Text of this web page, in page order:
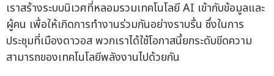
เราสร้างระบบนิเวศที่หลอมรวมเทคโนโลยี AI เข้ากับข้อมูลและ
ผู้คน เพื่อให้เกิดการทำงานร่วมกันอย่างราบรื่น ซึ่งในการ
ประชุมที่เมืองดาวอส พวกเราได้ใช้โอกาสนี้ยกระดับขีดความ
สามารถของเทคโนโลยีพลังงานไปด้วยกัน